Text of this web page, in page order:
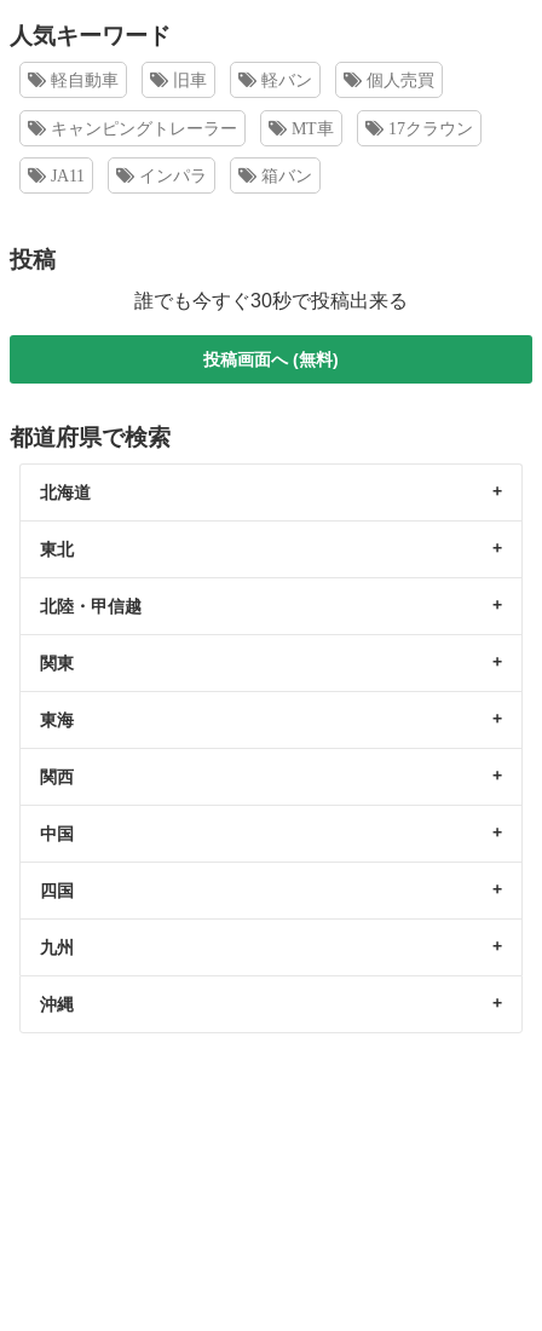
人気キーワード
軽自動車 旧車 軽バン 個人売買
キャンピングトレーラー MT車 17クラウン
JA11 インパラ 箱バン
投稿
誰でも今すぐ30秒で投稿出来る
投稿画面へ (無料)
都道府県で検索
北海道
東北
北陸・甲信越
関東
東海
関西
中国
四国
九州
沖縄